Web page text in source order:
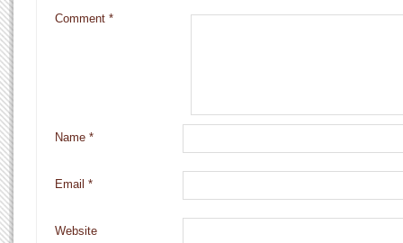
Comment *
Name *
Email *
Website